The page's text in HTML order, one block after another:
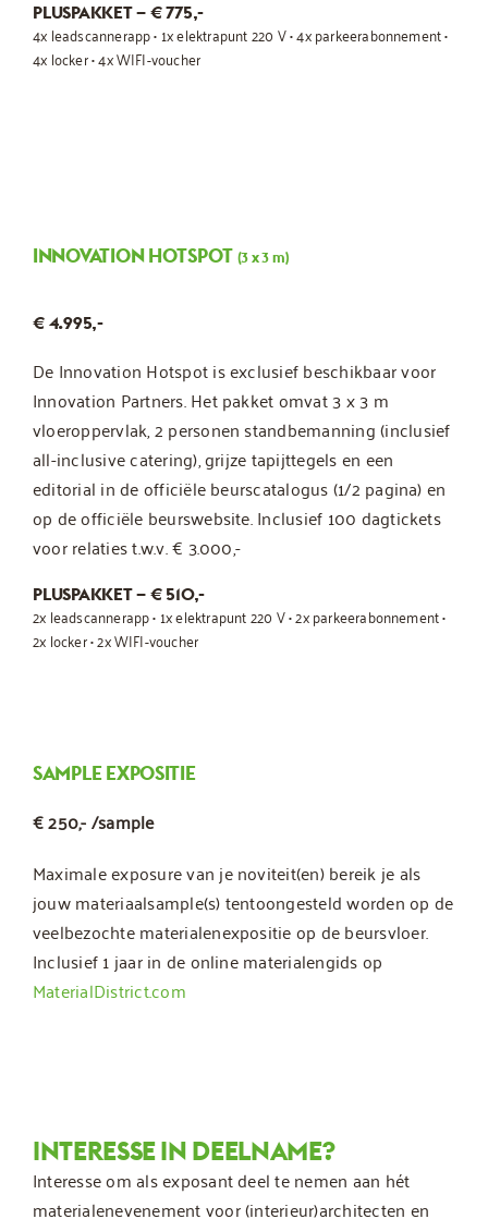
PLUSPAKKET – € 775,-
4x leadscannerapp • 1x elektrapunt 220 V • 4x parkeerabonnement •
4x locker • 4x WIFI-voucher
INNOVATION HOTSPOT (3 x 3 m)
€ 4.995,-
De Innovation Hotspot is exclusief beschikbaar voor
Innovation Partners. Het pakket omvat 3 x 3 m
vloeroppervlak, 2 personen standbemanning (inclusief
all-inclusive catering), grijze tapijttegels en een
editorial in de officiële beurscatalogus (1/2 pagina) en
op de officiële beurswebsite. Inclusief 100 dagtickets
voor relaties t.w.v. € 3.000,-
PLUSPAKKET – € 510,-
2x leadscannerapp • 1x elektrapunt 220 V • 2x parkeerabonnement •
2x locker • 2x WIFI-voucher
SAMPLE EXPOSITIE
€ 250,- /sample
Maximale exposure van je noviteit(en) bereik je als
jouw materiaalsample(s) tentoongesteld worden op de
veelbezochte materialenexpositie op de beursvloer.
Inclusief 1 jaar in de online materialengids op
MaterialDistrict.com
INTERESSE IN DEELNAME?
Interesse om als exposant deel te nemen aan hét
materialenevenement voor (interieur)architecten en